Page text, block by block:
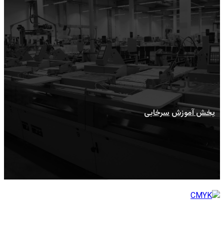
سرخابی
بخش آموزش سرخابی